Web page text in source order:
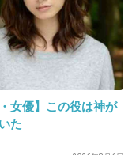
+11
・女優】この役は神が
た